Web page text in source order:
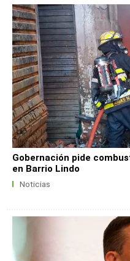
Gobernación pide
en Barrio Lindo
Noticias